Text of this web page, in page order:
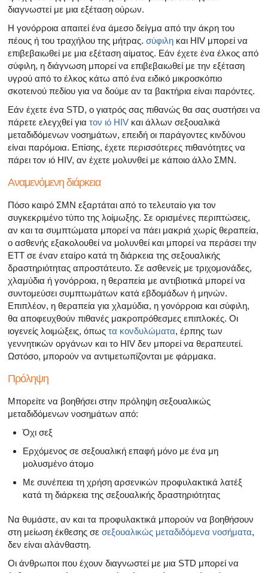
διαγνωστεί με μια εξέταση ούρων.
Η γονόρροια απαιτεί ένα άμεσο δείγμα από την άκρη του
πέους ή του τραχήλου της μήτρας. σύφιλη και HIV μπορεί να
επιβεβαιωθεί με μια εξέταση αίματος. Εάν έχετε ένα έλκος από
σύφιλη, η διάγνωση μπορεί να επιβεβαιωθεί με την εξέταση
υγρού από το έλκος κάτω από ένα ειδικό μικροσκόπιο
σκοτεινού πεδίου για να δούμε αν τα βακτήρια είναι παρόντες.
Εάν έχετε ένα STD, ο γιατρός σας πιθανώς θα σας συστήσει να
πάρετε ελεγχθεί για τον ιό HIV και άλλων σεξουαλικά
μεταδιδόμενων νοσημάτων, επειδή οι ​​παράγοντες κινδύνου
είναι παρόμοια. Επίσης, έχετε περισσότερες πιθανότητες να
πάρει τον ιό HIV, αν έχετε μολυνθεί με κάποιο άλλο ΣΜΝ.
Αναμενόμενη διάρκεια
Πόσο καιρό ΣΜΝ εξαρτάται από το τελευταίο για τον
συγκεκριμένο τύπο της λοίμωξης. Σε ορισμένες περιπτώσεις,
αν και τα συμπτώματα μπορεί να πάει μακριά χωρίς θεραπεία,
ο ασθενής εξακολουθεί να μολυνθεί και μπορεί να περάσει την
ΕΤΤ σε έναν εταίρο κατά τη διάρκεια της σεξουαλικής
δραστηριότητας απροστάτευτο. Σε ασθενείς με τριχομονάδες,
χλαμύδια ή γονόρροια, η θεραπεία με αντιβιοτικά μπορεί να
συντομεύσει συμπτωμάτων κατά εβδομάδων ή μηνών.
Επιπλέον, η θεραπεία για χλαμύδια, η γονόρροια και σύφιλη,
θα αποφευχθούν πιθανές μακροπρόθεσμες επιπλοκές. Οι
ιογενείς λοιμώξεις, όπως τα κονδυλώματα, έρπης των
γεννητικών οργάνων και το HIV δεν μπορεί να θεραπευτεί.
Ωστόσο, μπορούν να αντιμετωπίζονται με φάρμακα.
Πρόληψη
Μπορείτε να βοηθήσει στην πρόληψη σεξουαλικώς
μεταδιδόμενων νοσημάτων από:
Όχι σεξ
Ερχόμενος σε σεξουαλική επαφή μόνο με ένα μη
μολυσμένο άτομο
Με συνέπεια τη χρήση αρσενικών προφυλακτικά λατέξ
κατά τη διάρκεια της σεξουαλικής δραστηριότητας
Να θυμάστε, αν και τα προφυλακτικά μπορούν να βοηθήσουν
στη μείωση έκθεσης σε σεξουαλικώς μεταδιδόμενα νοσήματα,
δεν είναι αλάνθαστη.
Οι άνθρωποι που έχουν διαγνωστεί με μια STD μπορεί να